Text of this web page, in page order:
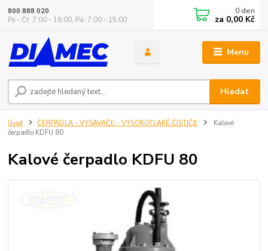
Menu
Hledat
800 888 020
Po - Čt: 7:00 - 16:00, Pá: 7:00 - 15:00
0 den
za 0,00 Kč
Úvod ČERPADLA - VYSAVAČE - VYSOKOTLAKÉ ČISTIČE
Kalové
čerpadlo KDFU 80
Kalové čerpadlo KDFU 80